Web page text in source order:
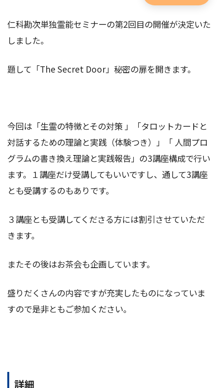
仁科勘次単独霊能セミナーの第2回目の開催が決定いた
しました。
題して「The Secret Door」秘密の扉を開きます。
今回は「生霊の特徴とその対策 」「タロットカードと
対話するための理論と実践（体験つき）」「 人間プロ
グラムの書き換え理論と実践報告」の3講座構成で行い
ます。１講座だけ受講してもいいですし、通して3講座
とも受講するのもありです。
３講座とも受講してくださる方には割引させていただ
きます。
またその後はお茶会も企画しています。
盛りだくさんの内容ですが充実したものになっていま
すので是非ともご参加ください。
詳細